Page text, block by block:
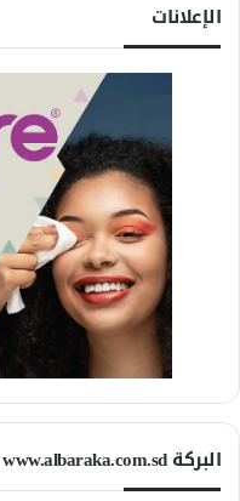
الإعلانات
البركة www.albaraka.com.sd